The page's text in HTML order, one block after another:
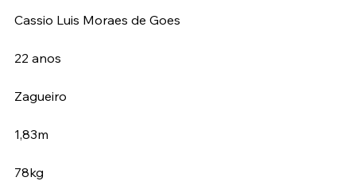
Cassio Luis Moraes de Goes
22 anos
Zagueiro
1,83m
78kg